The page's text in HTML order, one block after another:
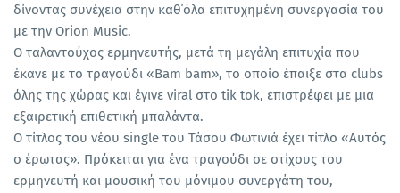
δίνοντας συνέχεια στην καθ΄όλα επιτυχημένη συνεργασία του
με την Orion Music.
Ο ταλαντούχος ερμηνευτής, μετά τη μεγάλη επιτυχία που
έκανε με το τραγούδι «Bam bam», το οποίο έπαιξε στα clubs
όλης της χώρας και έγινε viral στο tik tok, επιστρέφει με μια
εξαιρετική επιθετική μπαλάντα.
O τίτλος του νέου single του Τάσου Φωτινιά έχει τίτλο «Αυτός
ο έρωτας». Πρόκειται για ένα τραγούδι σε στίχους του
ερμηνευτή και μουσική του μόνιμου συνεργάτη του,